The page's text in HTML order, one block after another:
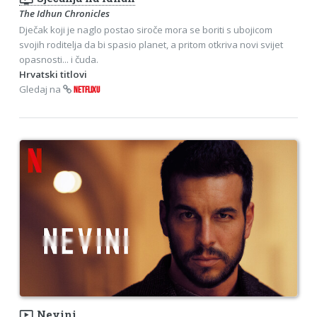
The Idhun Chronicles
Dječak koji je naglo postao siroče mora se boriti s ubojicom
svojih roditelja da bi spasio planet, a pritom otkriva novi svijet
opasnosti... i čuda.
Hrvatski titlovi
Gledaj na
NETFLIXU
Nevini